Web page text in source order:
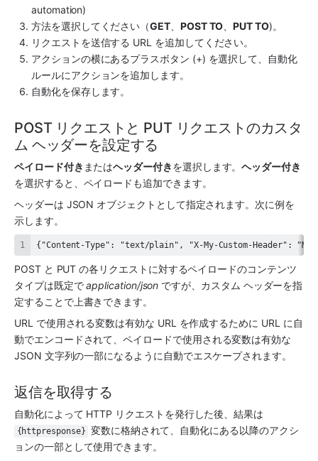
automation)
方法を選択してください（GET、 POST TO 、PUT TO)。
リクエストを送信する URL を追加してください。
アクションの横にあるプラスボタン (+) を選択して、自動化
ルールにアクションを追加します。
自動化を保存します。
POST リクエストと PUT リクエストのカスタ
ム ヘッダーを設定する
ペイロード付き またはヘッダー付きを選択します。ヘッダー付き
を選択すると、ペイロードも追加できます。
ヘッダーは JSON オブジェクトとして指定されます。次に例を
示します。
{"Content-Type": "text/plain", "X-My-Custom-Header": "My
POST と PUT の各リクエストに対するペイロードのコンテンツ
タイプは既定で application/json ですが、カスタム ヘッダーを指
定することで上書きできます。
URL で使用される変数は有効な URL を作成するために URL に自
動でエンコードされて、ペイロードで使用される変数は有効な
JSON 文字列の一部になるように自動でエスケープされます。
返信を取得する
{httpresponse} 変数に格納されて、自動化にある以降のアクシ
ョンの一部として使用できます。